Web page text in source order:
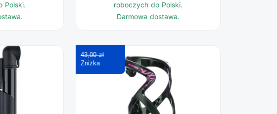
Polski.
roboczych do Polski.
Darmowa dostawa.
43,00 zł